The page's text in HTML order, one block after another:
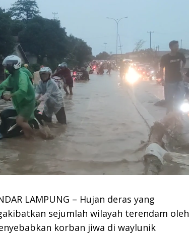
LAMPUNG – Hujan deras yang
sejumlah wilayah terendam oleh
korban jiwa di waylunik